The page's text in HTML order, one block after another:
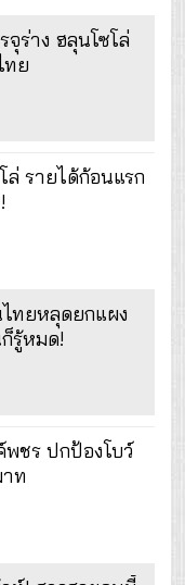
จุร่าง ฮลุนโซโล่
ทย
ล่ รายได้ก้อนแรก
ทยหลุดยกแผง
รู้หมด!
ชร ปกป้องโบว์
ท